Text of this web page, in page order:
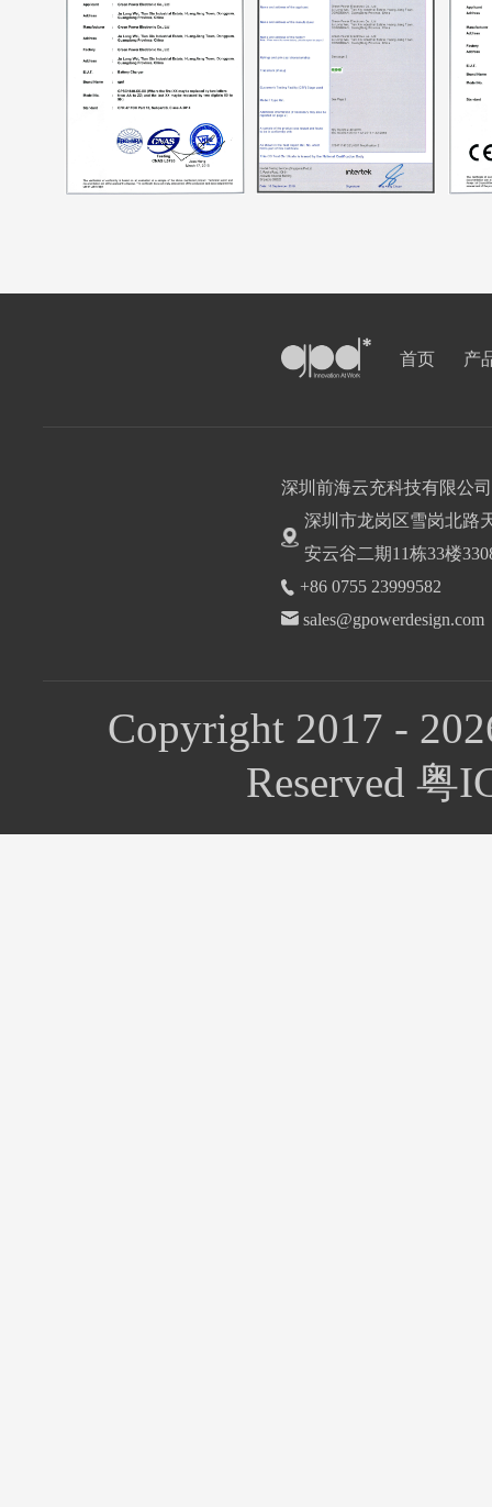
首页 产
深圳前海云充科技有限公司
深圳市龙岗区雪岗北路
安云谷二期11栋33楼
+86 0755 23999582
sales@gpowerdesign.com
Copyright 2017 -
Reserved 粤